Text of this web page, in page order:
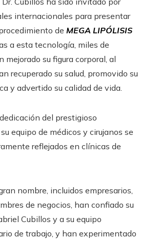
internacionales para presentar
de MEGA LIPÓLISIS
a esta tecnología, miles de
mejorado su figura corporal, al
recuperado su salud, promovido su
y advertido su calidad de vida.
del prestigioso
equipo de médicos y cirujanos se
reflejados en clínicas de
nombre, incluidos empresarios,
de negocios, han confiado su
Cubillos y a su equipo
de trabajo, y han experimentado